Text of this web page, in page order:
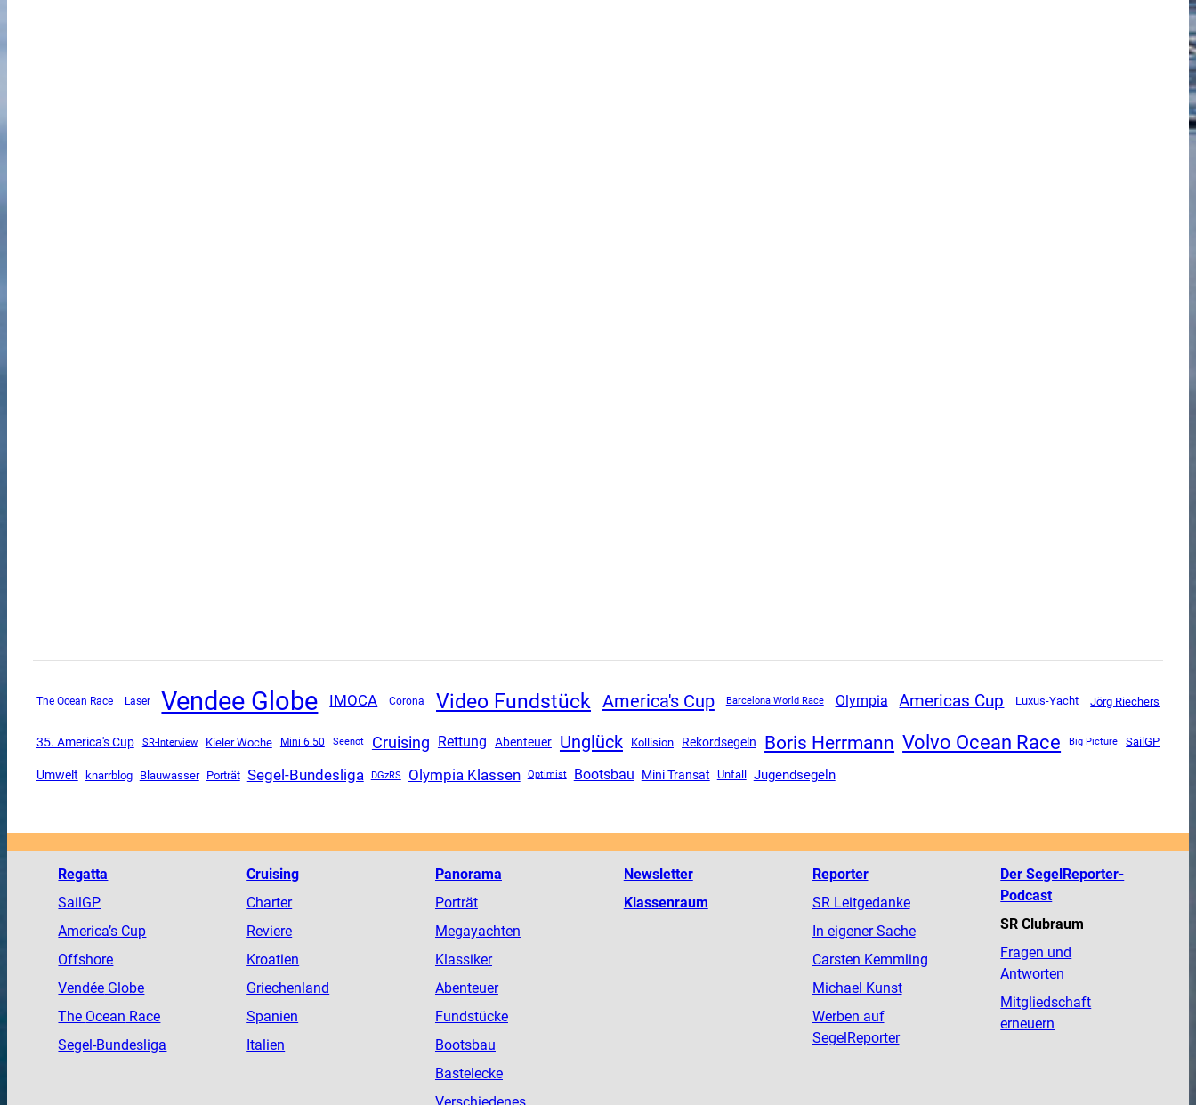
The Ocean Race Laser Vendee Globe IMOCA Corona Video Fundstück America's Cup Barcelona World Race Olympia Americas Cup Luxus-Yacht Jörg Riechers
35. America's Cup SR-Interview Kieler Woche Mini 6.50 Seenot Cruising Rettung Abenteuer Unglück Kollision Rekordsegeln Boris Herrmann Volvo Ocean Race Big Picture SailGP
Umwelt knarrblog Blauwasser Porträt Segel-Bundesliga DGzRS Olympia Klassen Optimist Bootsbau Mini Transat Unfall Jugendsegeln
Regatta
SailGP
America’s Cup
Offshore
Vendée Globe
The Ocean Race
Segel-Bundesliga
Cruising
Charter
Reviere
Kroatien
Griechenland
Spanien
Italien
Panorama
Porträt
Megayachten
Klassiker
Abenteuer
Fundstücke
Bootsbau
Bastelecke
Newsletter
Klassenraum
Reporter
SR Leitgedanke
In eigener Sache
Carsten Kemmling
Michael Kunst
Werben auf
SegelReporter
Der SegelReporter-
Podcast
SR Clubraum
Fragen und
Antworten
Mitgliedschaft
erneuern